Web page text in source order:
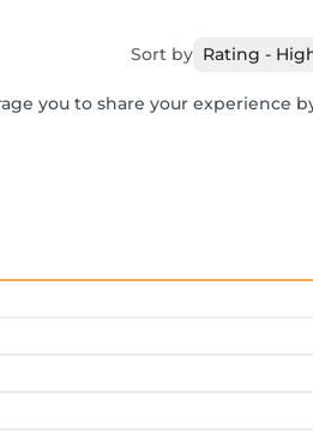
Sort by Rating -
you to share your experience